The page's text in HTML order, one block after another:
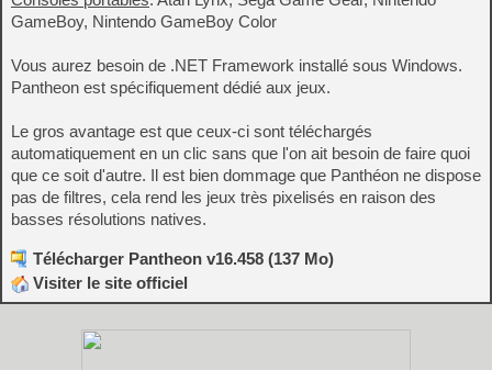
GameBoy, Nintendo GameBoy Color
Vous aurez besoin de .NET Framework installé sous Windows.
Pantheon est spécifiquement dédié aux jeux.
Le gros avantage est que ceux-ci sont téléchargés
automatiquement en un clic sans que l'on ait besoin de faire quoi
que ce soit d'autre. Il est bien dommage que Panthéon ne dispose
pas de filtres, cela rend les jeux très pixelisés en raison des
basses résolutions natives.
Télécharger Pantheon v16.458 (137 Mo)
Visiter le site officiel